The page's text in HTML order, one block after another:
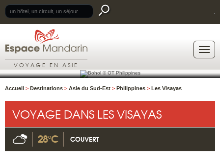
VOYAGE EN ASIE
Accueil > Destinations > Asie du Sud-Est > Philippines > Les Visayas
VOYAGE DANS LES VISAYAS
28°C COUVERT